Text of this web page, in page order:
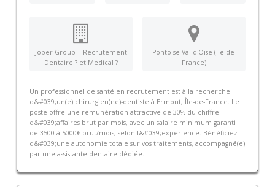
Jober Group | Recrutement
Dentaire ? et Medical ?
Pontoise Val-d'Oise (Ile-de-
France)
Un professionnel de santé en recrutement est à la recherche
d&#039;un(e) chirurgien(ne)-dentiste à Ermont, Île-de-France. Le
poste offre une rémunération attractive de 30% du chiffre
d&#039;affaires brut par mois, avec un salaire minimum garanti
de 3500 à 5000€ brut/mois, selon l&#039;expérience. Bénéficiez
d&#039;une autonomie totale sur vos traitements, accompagné(e)
par une assistante dentaire dédiée....